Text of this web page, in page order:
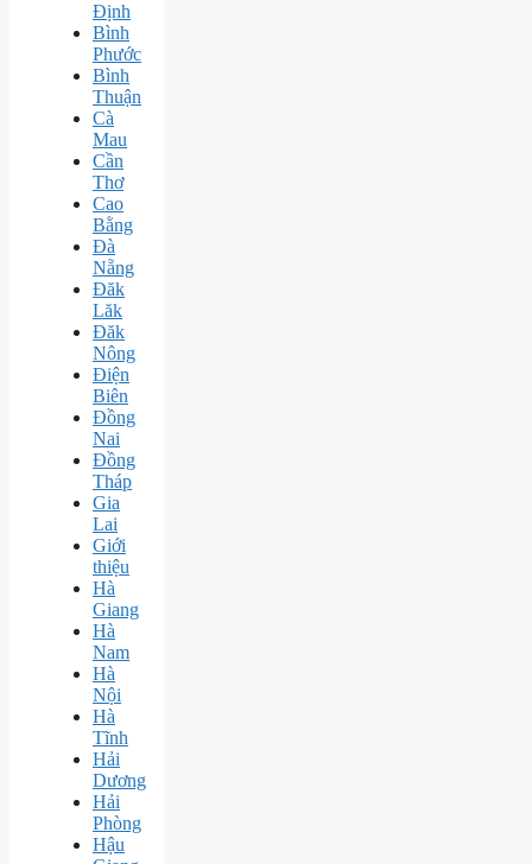
Định
Bình
Phước
Bình
Thuận
Cà
Mau
Cần
Thơ
Cao
Bằng
Đà
Nẵng
Đăk
Lăk
Đăk
Nông
Điện
Biên
Đồng
Nai
Đồng
Tháp
Gia
Lai
Giới
thiệu
Hà
Giang
Hà
Nam
Hà
Nội
Hà
Tĩnh
Hải
Dương
Hải
Phòng
Hậu